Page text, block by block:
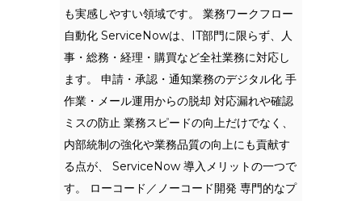
も実感しやすい領域です。 業務ワークフロー
自動化 ServiceNowは、IT部門に限らず、人
事・総務・経理・購買など全社業務に対応し
ます。 申請・承認・通知業務のデジタル化 手
作業・メール運用からの脱却 対応漏れや確認
ミスの防止 業務スピードの向上だけでなく、
内部統制の強化や業務品質の向上にも貢献す
る点が、 ServiceNow 導入メリットの一つで
す。 ローコード／ノーコード開発 専門的なプ